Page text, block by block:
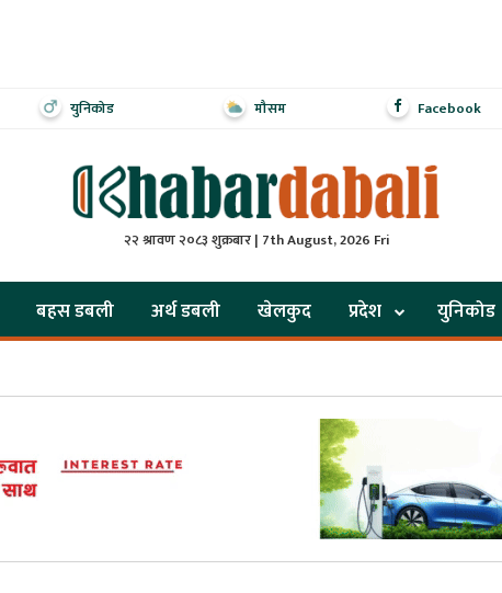
युनिकोड मौसम Facebook
२२ श्रावण २०८३ शुक्रबार | 7th August, 2026 Fri
बहस डबली अर्थ डबली खेलकुद प्रदेश युनिकोड